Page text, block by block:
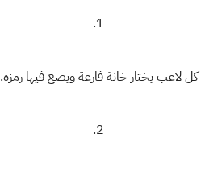
كل لاعب يختار خانة فارغة ويضع فيها رمزه.